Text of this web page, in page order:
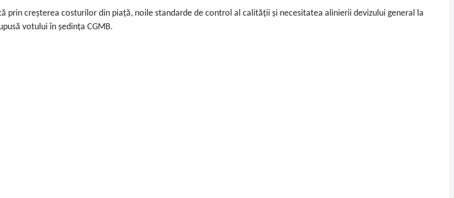
creșterea costurilor din piață, noile standarde de control al calității și necesitatea alinierii devizului general la
votului în ședința CGMB.